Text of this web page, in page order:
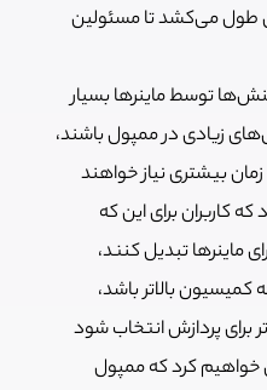
طول می‌کشد تا مسئولین
توسط ماینرها بسیار
زیادی در ممپول باشند،
بیشتری نیاز خواهند
برای این که
ماینرها تبدیل کنند،
بالاتر باشد،
برای پردازش انتخاب شود
کرد که ممپول